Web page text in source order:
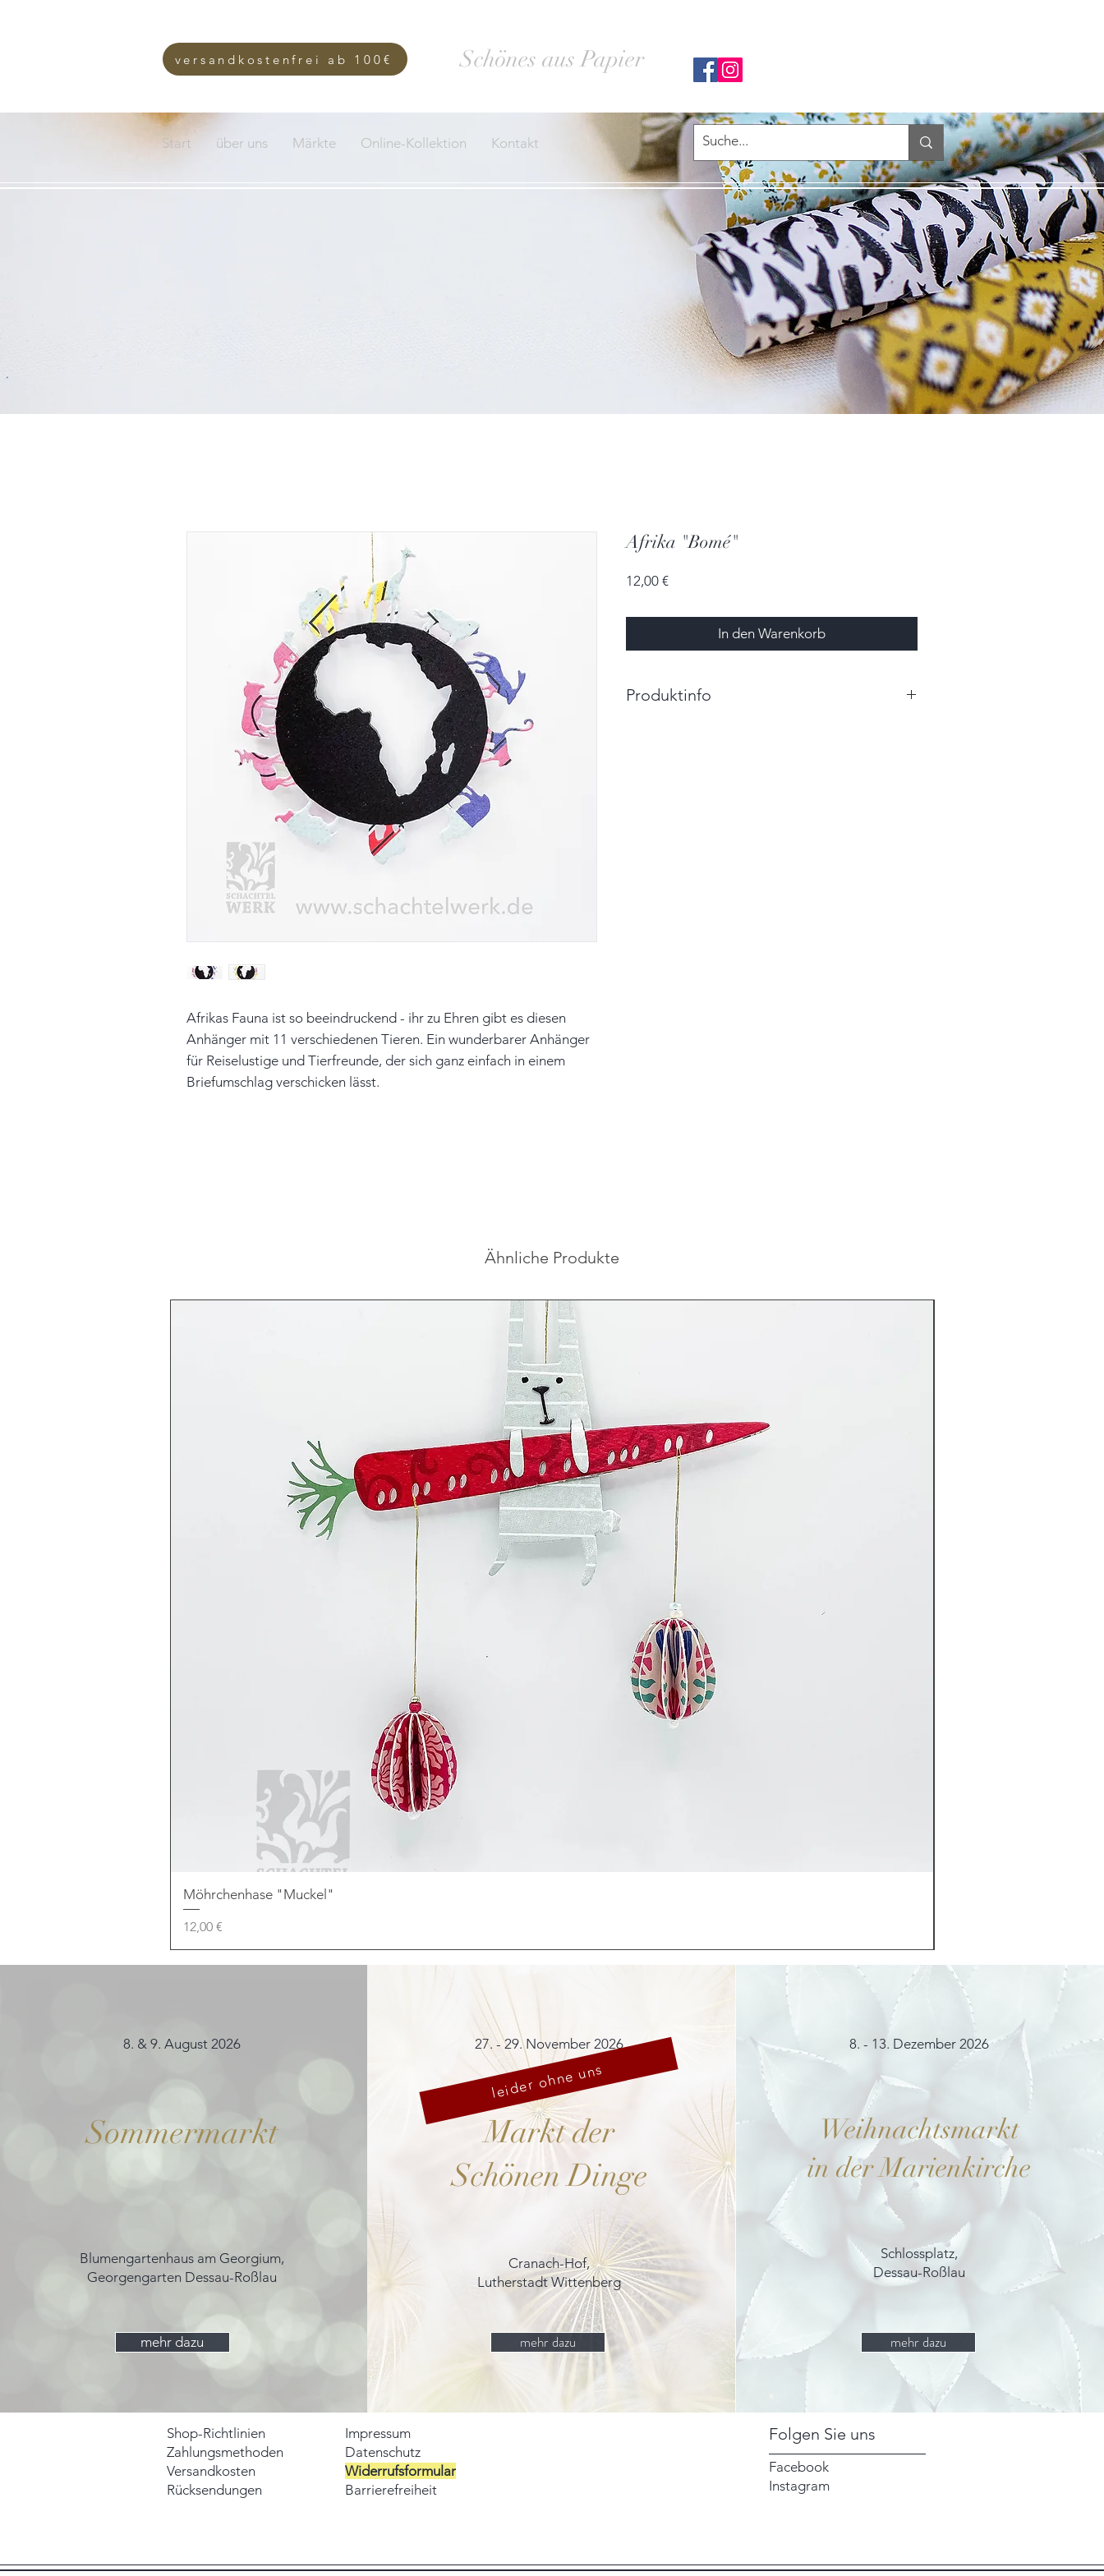
Schönes aus Papier
Start über uns Märkte Online-Kollektion Kontakt
versandkostenfrei ab 100€
Afrikas Fauna ist so beeindruckend - ihr zu Ehren gibt es diesen
Anhänger mit 11 verschiedenen Tieren. Ein wunderbarer Anhänger
für Reiselustige und Tierfreunde, der sich ganz einfach in einem
Briefumschlag verschicken lässt.
Afrika "Bomé"
12,00 €Preis
In den Warenkorb
Produktinfo
Ähnliche Produkte
Möhrchenhase "Muckel"
Preis
12,00 €
8. & 9. August 2026
Sommermarkt
Blumengartenhaus am Georgium,
Georgengarten Dessau-Roßlau
mehr dazu
27. - 29. November 2026
Markt der
Schönen Dinge
Cranach-Hof,
Lutherstadt Wittenberg
leider ohne uns
mehr dazu
8. - 13. Dezember 2026
Weihnachtsmarkt
in der Marienkirche
Schlossplatz,
Dessau-Roßlau
mehr dazu
Shop-Richtlinien
Zahlungsmethoden
Versandkosten
Rücksendungen
Impressum
Datenschutz
Widerrufsformular
Barrierefreiheit
Folgen Sie uns
Facebook
Instagram